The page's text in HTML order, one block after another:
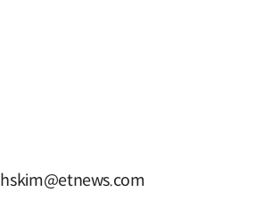
hskim@etnews.com